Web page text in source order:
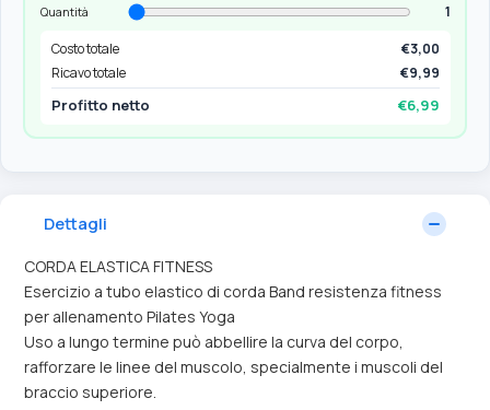
Quantità
1
Costo totale
€3,00
Ricavo totale
€9,99
Profitto netto €6,99
Dettagli
CORDA ELASTICA FITNESS
Esercizio a tubo elastico di corda Band resistenza fitness
per allenamento Pilates Yoga
Uso a lungo termine può abbellire la curva del corpo,
rafforzare le linee del muscolo, specialmente i muscoli del
braccio superiore.